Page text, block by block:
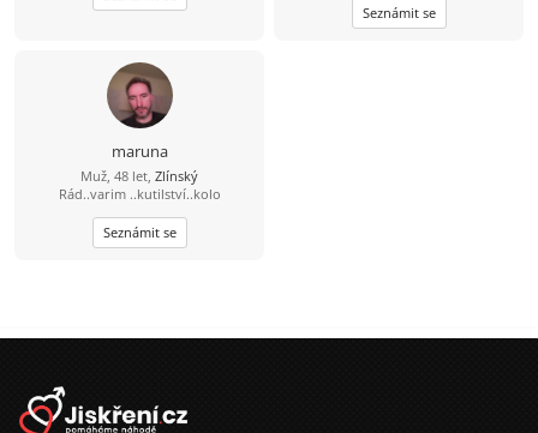
Seznámit se
maruna
Muž, 48 let, Zlínský
Rád..varim ..kutilství..kolo
Seznámit se